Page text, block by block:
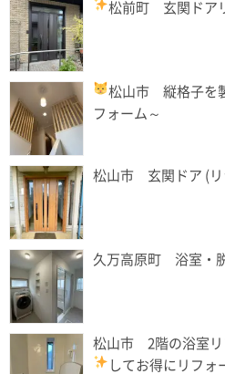
松前町 玄関ドア
松山市 縦格子を
フォーム～
松山市 玄関ドア (リ
久万高原町 浴室・
松山市 2階の浴室リ
してお得にリフォ